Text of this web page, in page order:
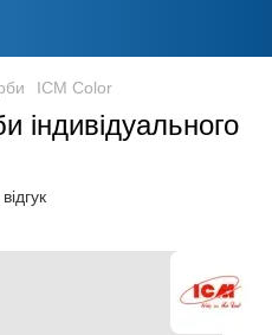
ICM Color
індивідуального